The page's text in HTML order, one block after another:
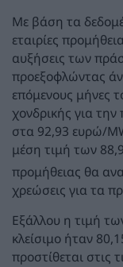
Με βάση τα
εταιρίες
αυξήσεις των
προεξοφλώντας
επόμενους μήνες
χονδρικής για
στα 92,93 ευρώ/
μέση τιμή των
προμήθειας θα
χρεώσεις για τα
Εξάλλου η τιμή
κλείσιμο ήταν
προστίθεται στις